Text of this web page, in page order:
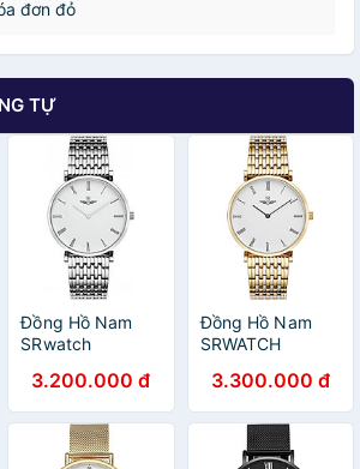
đơn đỏ
TỰ
Đồng Hồ Nam
SRwatch
Sapphire - 40mm
- Quartz (Pin) -
Dây kim loại
3.200.000 đ
Đồng Hồ Nam
SRWATCH
3.300.000 đ